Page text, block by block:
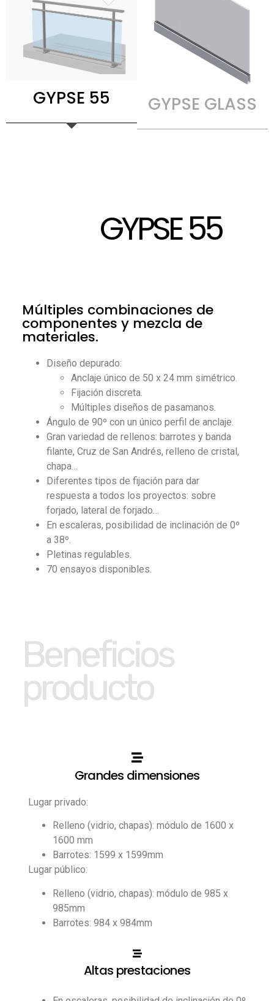
GYPSE 55 GYPSE GLASS
GYPSE 55
Múltiples combinaciones de
componentes y mezcla de
materiales.
Diseño depurado:
Anclaje único de 50 x 24 mm simétrico.
Fijación discreta.
Múltiples diseños de pasamanos.
Ángulo de 90º con un único perfil de anclaje.
Gran variedad de rellenos: barrotes y banda
filante, Cruz de San Andrés, relleno de cristal,
chapa…
Diferentes tipos de fijación para dar
respuesta a todos los proyectos: sobre
forjado, lateral de forjado…
En escaleras, posibilidad de inclinación de 0º
a 38º.
Pletinas regulables.
70 ensayos disponibles.
Beneficios
producto
Grandes dimensiones
Lugar privado:
Relleno (vidrio, chapas): módulo de 1600 x
1600 mm
Barrotes: 1599 x 1599mm
Lugar público:
Relleno (vidrio, chapas): módulo de 985 x
985mm
Barrotes: 984 x 984mm
Altas prestaciones